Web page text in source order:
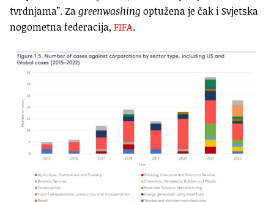
tvrdnjama”. Zagreenwashing optužena je čak i Svjetska
nogometna federacija, FIFA.